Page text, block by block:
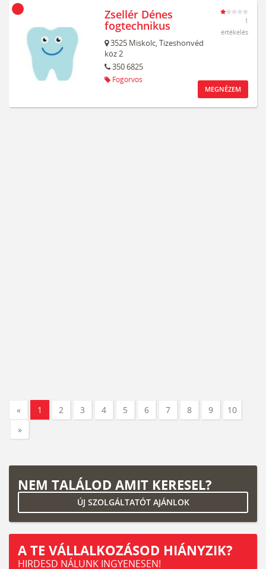
Zsellér Dénes
fogtechnikus
3525 Miskolc,Tizeshonvéd
köz 2
350 6825
Fogorvos
1
értékelés
MEGNÉZEM
« 1 2 3 4 5 6 7 8 9
10
»
NEM TALÁLOD AMIT KERESEL?
ÚJ SZOLGÁLTATÓT AJÁNLOK
A TE VÁLLALKOZÁSOD HIÁNYZIK?
HIRDESD NÁLUNK INGYENESEN!